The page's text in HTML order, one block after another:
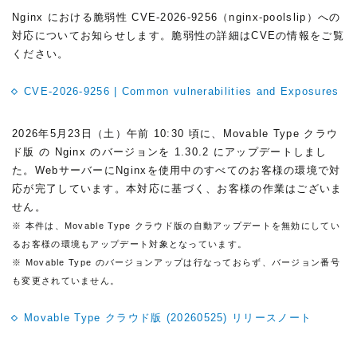
Nginx における脆弱性 CVE-2026-9256（nginx-poolslip）への
対応についてお知らせします。脆弱性の詳細はCVEの情報をご覧
ください。
CVE-2026-9256 | Common vulnerabilities and Exposures
2026年5月23日（土）午前 10:30 頃に、Movable Type クラウ
ド版 の Nginx のバージョンを 1.30.2 にアップデートしまし
た。WebサーバーにNginxを使用中のすべてのお客様の環境で対
応が完了しています。本対応に基づく、お客様の作業はございま
せん。
※ 本件は、Movable Type クラウド版の自動アップデートを無効にしてい
るお客様の環境もアップデート対象となっています。
※ Movable Type のバージョンアップは行なっておらず、バージョン番号
も変更されていません。
Movable Type クラウド版 (20260525) リリースノート